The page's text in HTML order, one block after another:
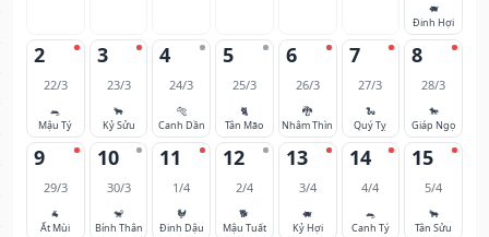
🐖
Đinh Hợi
2
22/3
🐀
Mậu Tý
3
23/3
🐂
Kỷ Sửu
4
24/3
🐅
Canh Dần
5
25/3
🐈
Tân Mão
6
26/3
🐉
Nhâm Thìn
7
27/3
🐍
Quý Tỵ
8
28/3
🐎
Giáp Ngọ
9
29/3
🐐
Ất Mùi
10
30/3
🐒
Bính Thân
11
1/4
🐓
Đinh Dậu
12
2/4
🐕
Mậu Tuất
13
3/4
🐖
Kỷ Hợi
14
4/4
🐀
Canh Tý
15
5/4
🐂
Tân Sửu